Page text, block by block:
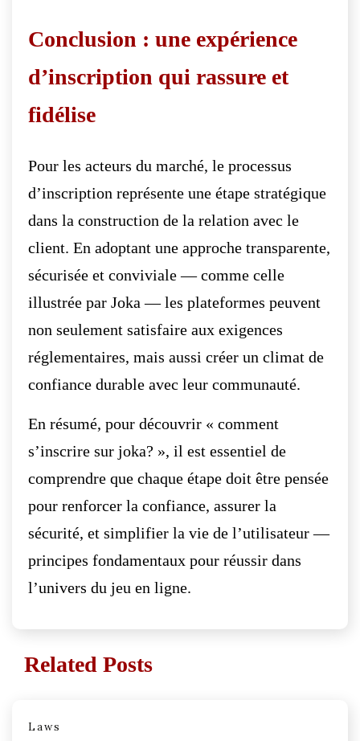
Conclusion : une expérience
d’inscription qui rassure et
fidélise
Pour les acteurs du marché, le processus
d’inscription représente une étape stratégique
dans la construction de la relation avec le
client. En adoptant une approche transparente,
sécurisée et conviviale — comme celle
illustrée par Joka — les plateformes peuvent
non seulement satisfaire aux exigences
réglementaires, mais aussi créer un climat de
confiance durable avec leur communauté.
En résumé, pour découvrir « comment
s’inscrire sur joka? », il est essentiel de
comprendre que chaque étape doit être pensée
pour renforcer la confiance, assurer la
sécurité, et simplifier la vie de l’utilisateur —
principes fondamentaux pour réussir dans
l’univers du jeu en ligne.
Related Posts
Laws